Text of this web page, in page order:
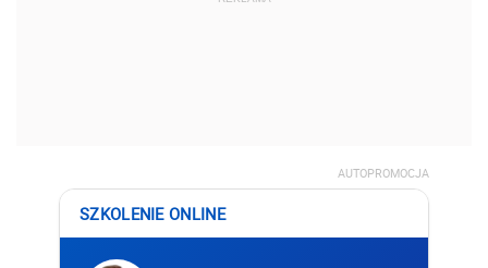
AUTOPROMOCJA
SZKOLENIE ONLINE